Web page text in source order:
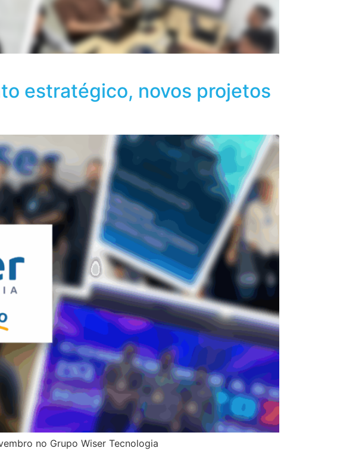
estratégico, novos projetos
no Grupo Wiser Tecnologia